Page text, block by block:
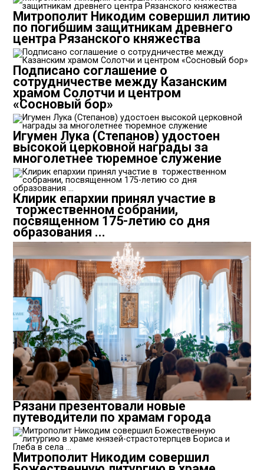
Митрополит Никодим совершил литию
по погибшим защитникам древнего
центра Рязанского княжества
Подписано соглашение о
сотрудничестве между Казанским
храмом Солотчи и центром
«Сосновый бор»
Игумен Лука (Степанов) удостоен
высокой церковной награды за
многолетнее тюремное служение
Клирик епархии принял участие в
торжественном собрании,
посвященном 175-летию со дня
образования ...
Рязани презентовали новые
путеводители по храмам города
Митрополит Никодим совершил